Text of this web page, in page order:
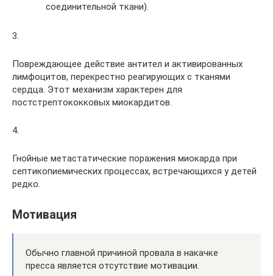
соединительной ткани).
3.
Повреждающее действие антител и активированных
лимфоцитов, перекрестно реагирующих с тканями
сердца. Этот механизм характерен для
постстрептококковых миокардитов.
4.
Гнойные метастатические поражения миокарда при
септикопиемических процессах, встречающихся у детей
редко.
Мотивация
Обычно главной причиной провала в накачке
пресса является отсутствие мотивации.